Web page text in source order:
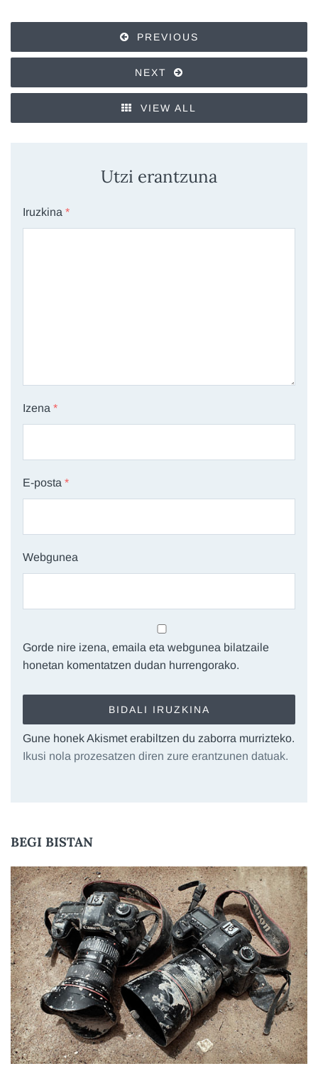
PREVIOUS
NEXT
VIEW ALL
Utzi erantzuna
Iruzkina *
Izena *
E-posta *
Webgunea
Gorde nire izena, emaila eta webgunea bilatzaile
honetan komentatzen dudan hurrengorako.
Gune honek Akismet erabiltzen du zaborra murrizteko.
Ikusi nola prozesatzen diren zure erantzunen datuak.
BEGI BISTAN